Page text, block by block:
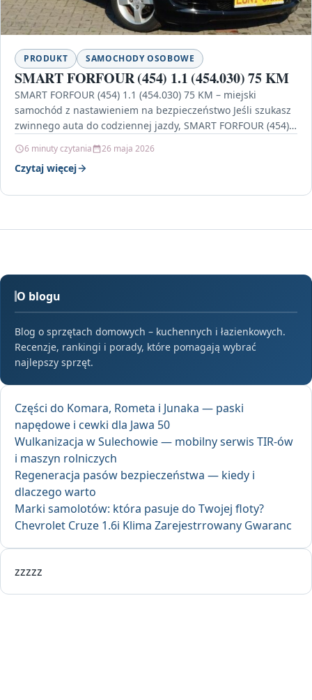
PRODUKT SAMOCHODY OSOBOWE
SMART FORFOUR (454) 1.1 (454.030) 75 KM
SMART FORFOUR (454) 1.1 (454.030) 75 KM – miejski
samochód z nastawieniem na bezpieczeństwo Jeśli szukasz
zwinnego auta do codziennej jazdy, SMART FORFOUR (454)…
6 minuty czytania 26 maja 2026
Czytaj więcej
O blogu
Blog o sprzętach domowych – kuchennych i łazienkowych.
Recenzje, rankingi i porady, które pomagają wybrać
najlepszy sprzęt.
Części do Komara, Rometa i Junaka — paski
napędowe i cewki dla Jawa 50
Wulkanizacja w Sulechowie — mobilny serwis TIR-ów
i maszyn rolniczych
Regeneracja pasów bezpieczeństwa — kiedy i
dlaczego warto
Marki samolotów: która pasuje do Twojej floty?
Chevrolet Cruze 1.6i Klima Zarejestrrowany Gwaranc
zzzzz